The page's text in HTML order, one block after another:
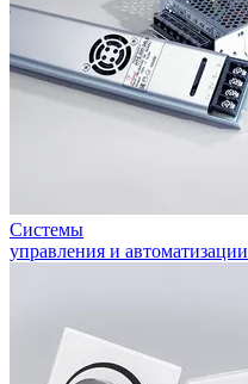
Системы
управления и автоматизации